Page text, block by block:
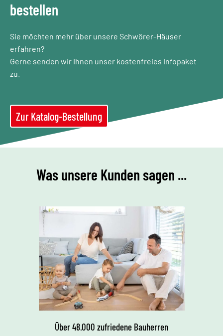
bestellen
Sie möchten mehr über unsere Schwörer-Häuser
erfahren?
Gerne senden wir Ihnen unser kostenfreies Infopaket
zu.
Zur Katalog-Bestellung
Was unsere Kunden sagen ...
Über 48.000 zufriedene Bauherren